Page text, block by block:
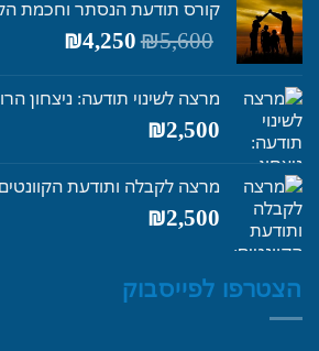
קורס תודעת הנסתר וחכמת
₪5,600
המחיר
המקורי
₪5,600.
₪4,250
₪4,250.
מרצה לשינוי תודעה: ניצחון
₪2,500
מרצה לקבלה ותודעת
₪2,500
הצטרפו לפייסבוק